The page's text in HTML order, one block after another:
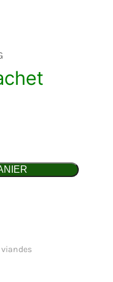
viandes